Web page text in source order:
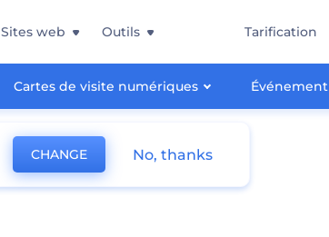
Cartes de visite numériques Événement
Sites web Outils Tarification
CHANGE No, thanks